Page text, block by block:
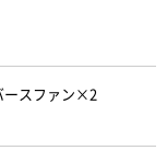
ースファン×2